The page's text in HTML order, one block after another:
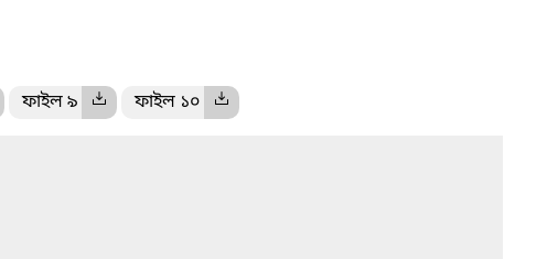
ফাইল ৯ ফাইল ১০